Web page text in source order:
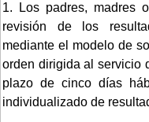
1. Los padres, madres
revisión de los
mediante el modelo de
orden dirigida al servicio
plazo de cinco días
individualizado de